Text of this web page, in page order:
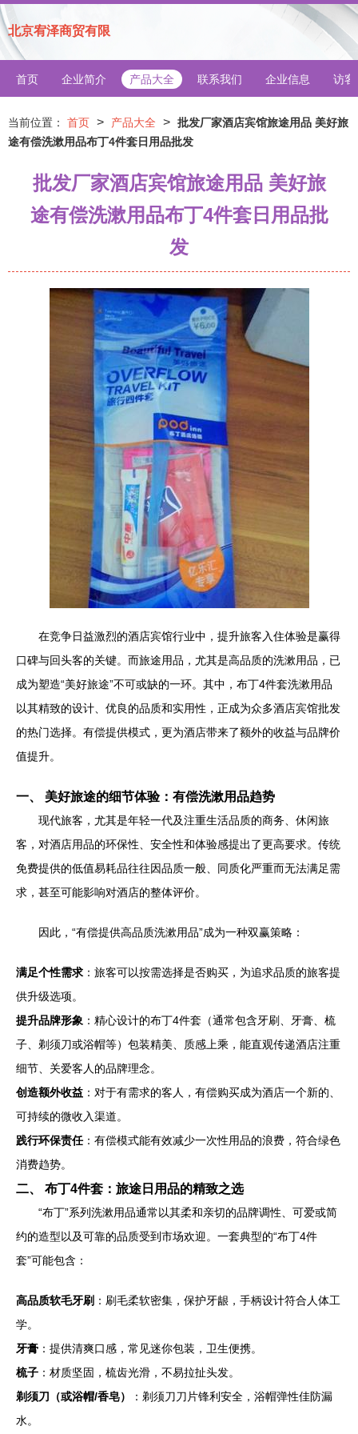
北京宥泽商贸有限
首页 企业简介 产品大全 联系我们 企业信息 访客
当前位置： 首页 > 产品大全 > 批发厂家酒店宾馆旅途用品 美好旅
途有偿洗漱用品布丁4件套日用品批发
批发厂家酒店宾馆旅途用品 美好旅
途有偿洗漱用品布丁4件套日用品批
发
在竞争日益激烈的酒店宾馆行业中，提升旅客入住体验是赢得
口碑与回头客的关键。而旅途用品，尤其是高品质的洗漱用品，已
成为塑造“美好旅途”不可或缺的一环。其中，布丁4件套洗漱用品
以其精致的设计、优良的品质和实用性，正成为众多酒店宾馆批发
的热门选择。有偿提供模式，更为酒店带来了额外的收益与品牌价
值提升。
一、 美好旅途的细节体验：有偿洗漱用品趋势
现代旅客，尤其是年轻一代及注重生活品质的商务、休闲旅
客，对酒店用品的环保性、安全性和体验感提出了更高要求。传统
免费提供的低值易耗品往往因品质一般、同质化严重而无法满足需
求，甚至可能影响对酒店的整体评价。
因此，“有偿提供高品质洗漱用品”成为一种双赢策略：
满足个性需求 ：旅客可以按需选择是否购买，为追求品质的旅客提
供升级选项。
提升品牌形象 ：精心设计的布丁4件套（通常包含牙刷、牙膏、梳
子、剃须刀或浴帽等）包装精美、质感上乘，能直观传递酒店注重
细节、关爱客人的品牌理念。
创造额外收益 ：对于有需求的客人，有偿购买成为酒店一个新的、
可持续的微收入渠道。
践行环保责任：有偿模式能有效减少一次性用品的浪费，符合绿色
消费趋势。
二、 布丁4件套：旅途日用品的精致之选
“布丁”系列洗漱用品通常以其柔和亲切的品牌调性、可爱或简
约的造型以及可靠的品质受到市场欢迎。一套典型的“布丁4件
套”可能包含：
高品质软毛牙刷 ：刷毛柔软密集，保护牙龈，手柄设计符合人体工
学。
牙膏 ：提供清爽口感，常见迷你包装，卫生便携。
梳子 ：材质坚固，梳齿光滑，不易拉扯头发。
剃须刀（或浴帽/香皂）
：剃须刀刀片锋利安全，浴帽弹性佳防漏
水。